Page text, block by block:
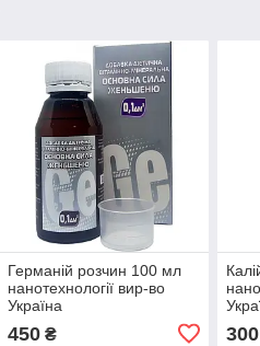
Германій розчин 100 мл
нанотехнології вир-во
Україна
450₴ 300